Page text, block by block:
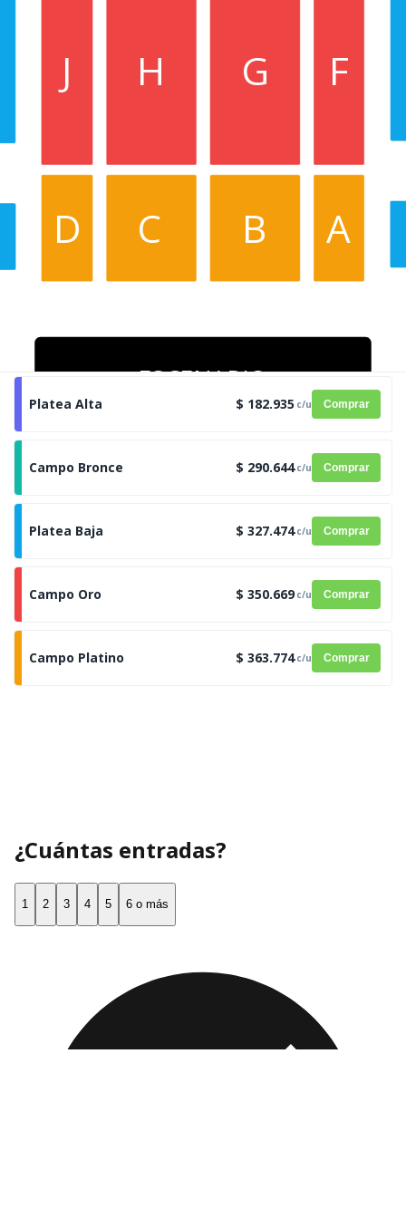
ESCENARIO
J H G F
D C B A
Platea Alta $ 182.935 c/u Comprar
Campo Bronce $ 290.644 c/u Comprar
Platea Baja $ 327.474 c/u Comprar
Campo Oro $ 350.669 c/u Comprar
Campo Platino $ 363.774 c/u Comprar
¿Cuántas entradas?
1 2 3 4 5 6 o más